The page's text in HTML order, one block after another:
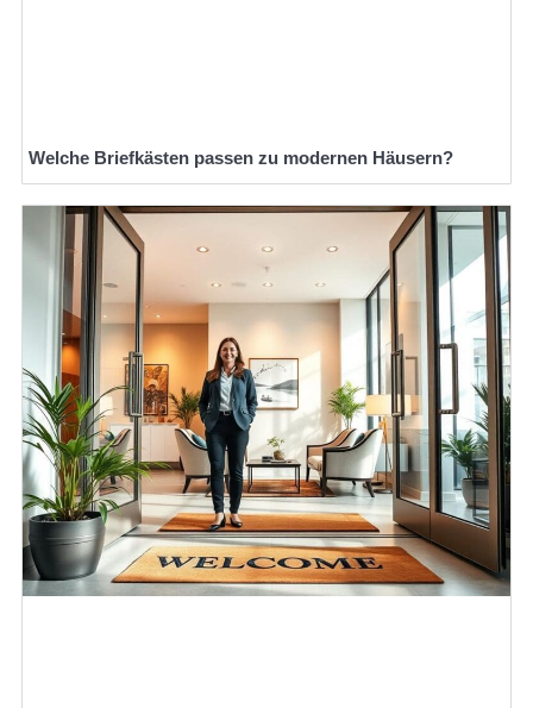
Welche Briefkästen passen zu modernen Häusern?